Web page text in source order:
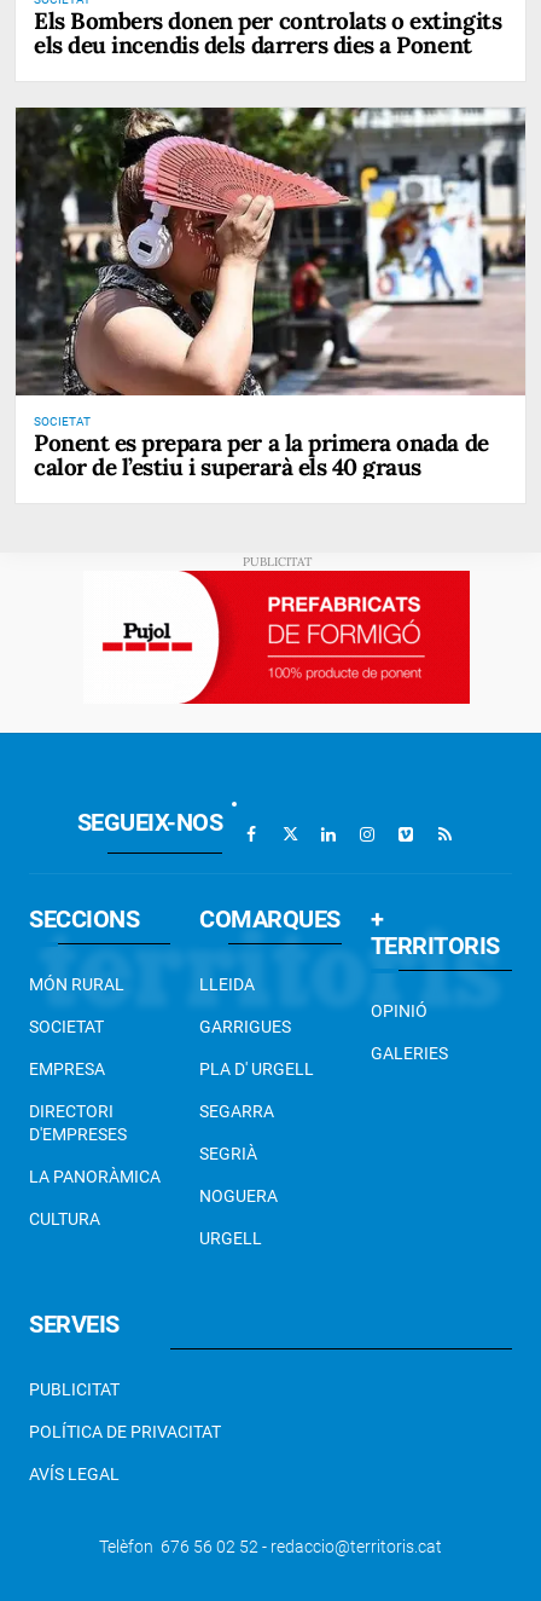
Els Bombers donen per controlats o extingits
els deu incendis dels darrers dies a Ponent
SOCIETAT
Ponent es prepara per a la primera onada de
calor de l’estiu i superarà els 40 graus
SEGUEIX-NOS
SECCIONS
MÓN RURAL
SOCIETAT
EMPRESA
DIRECTORI
D'EMPRESES
LA PANORÀMICA
CULTURA
COMARQUES
LLEIDA
GARRIGUES
PLA D' URGELL
SEGARRA
SEGRIÀ
NOGUERA
URGELL
+
TERRITORIS
OPINIÓ
GALERIES
SERVEIS
PUBLICITAT
POLÍTICA DE PRIVACITAT
AVÍS LEGAL
Telèfon 676 56 02 52 - redaccio@territoris.cat